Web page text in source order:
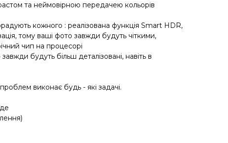
та неймовірною передачею кольорів
кожного : реалізована функція Smart HDR,
тому ваші фото завжди будуть чіткими,
чип на процесорі
будуть більш деталізовані, навіть в
виконає будь - які задачі.